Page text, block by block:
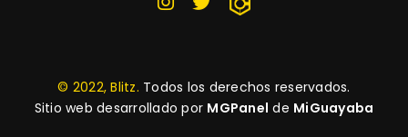
© 2022, Blitz. Todos los derechos reservados.
Sitio web desarrollado por MGPanel de MiGuayaba